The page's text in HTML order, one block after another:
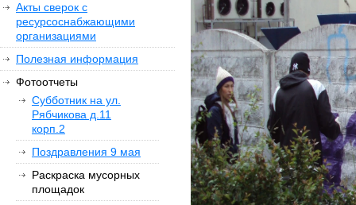
Акты сверок с
ресурсоснабжающими
организациями
Полезная информация
Фотоотчеты
Субботник на ул.
Рябчикова д.11
корп.2
Поздравления 9 мая
Раскраска мусорных
площадок